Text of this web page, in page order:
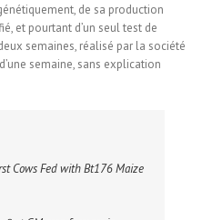
de sa production
et pourtant d’un seul test de
semaines, réalisé par la société
semaine, sans explication
Cows Fed with Bt176 Maize